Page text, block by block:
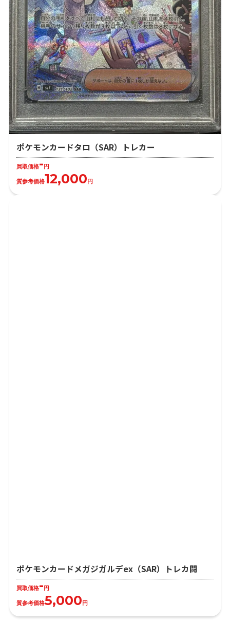
ポケモンカードタロ（SAR）トレカー
買取価格-円
質参考価格12,000円
ポケモンカードメガジガルデex（SAR）トレカ闘
買取価格- 円
質参考価格5,000 円